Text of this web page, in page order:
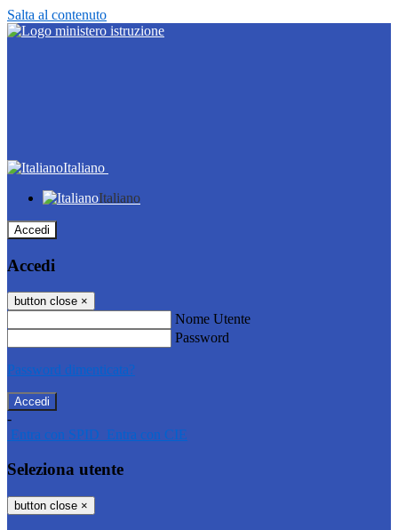
Salta al contenuto
Italiano
Italiano
Accedi
Accedi
button close ×
Nome Utente
Password
Password dimenticata?
-
Entra con SPID Entra con CIE
Seleziona utente
button close ×